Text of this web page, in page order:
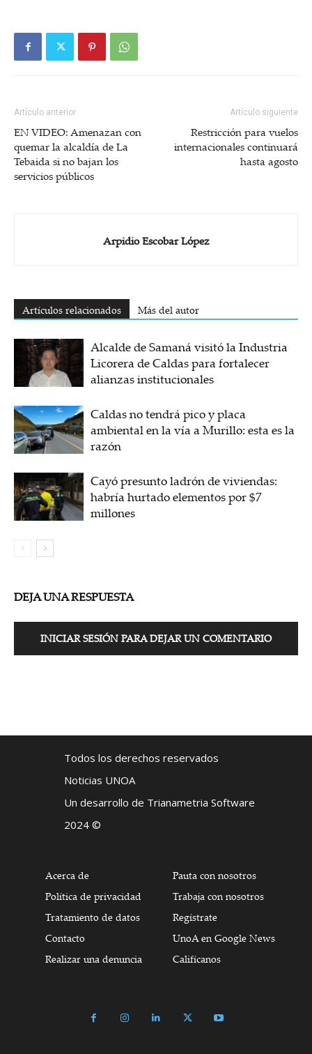
Artículo anterior
EN VIDEO: Amenazan con
quemar la alcaldía de La
Tebaida si no bajan los
servicios públicos
Artículo siguiente
Restricción para vuelos
internacionales continuará
hasta agosto
Arpidio Escobar López
Artículos relacionados Más del autor
Alcalde de Samaná visitó la Industria
Licorera de Caldas para fortalecer
alianzas institucionales
Caldas no tendrá pico y placa
ambiental en la vía a Murillo: esta es la
razón
Cayó presunto ladrón de viviendas:
habría hurtado elementos por $7
millones
DEJA UNA RESPUESTA
INICIAR SESIÓN PARA DEJAR UN COMENTARIO
Todos los derechos reservados
Noticias UNOA
Un desarrollo de Trianametria Software
2024 ©
Acerca de
Política de privacidad
Tratamiento de datos
Contacto
Realizar una denuncia
Pauta con nosotros
Trabaja con nosotros
Regístrate
UnoA en Google News
Califícanos